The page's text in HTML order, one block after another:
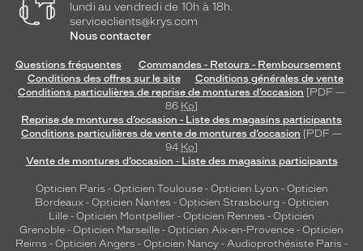
lundi au vendredi de 10h à 18h.
serviceclients@krys.com
Nous contacter
Questions fréquentes
Commandes - Retours - Remboursement
Conditions des offres sur le site
Conditions générales de vente
Conditions particulières de reprise de montures d’occasion [PDF —
86 Ko]
Reprise de montures d’occasion - Liste des magasins participants
Conditions particulières de vente de montures d’occasion [PDF —
94 Ko]
Vente de montures d’occasion - Liste des magasins participants
Opticien Paris - Opticien Toulouse- Opticien Lyon - Opticien
Bordeaux- Opticien Nantes - Opticien Strasbourg - Opticien
Lille - Opticien Montpellier - Opticien Rennes - Opticien
Grenoble - Opticien Marseille - Opticien Aix-en-Provence - Opticien
Reims - Opticien Angers - Opticien Nancy - Audioprothésiste Paris -